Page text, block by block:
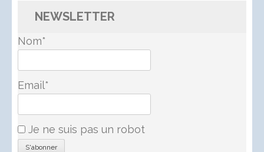
NEWSLETTER
Nom*
Email*
Je ne suis pas un robot